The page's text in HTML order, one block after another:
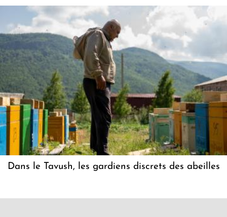
Dans le Tavush, les gardiens discrets des abeilles